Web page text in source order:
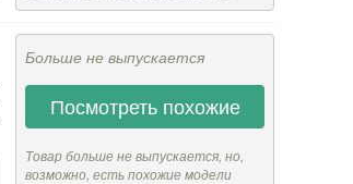
Больше не выпускается
Посмотреть похожие
Товар больше не выпускается, но,
возможно, есть похожие модели